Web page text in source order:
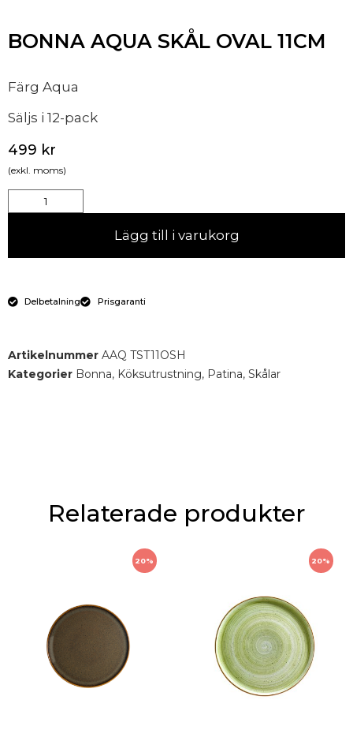
BONNA AQUA SKÅL OVAL 11CM
Färg Aqua
Säljs i 12-pack
499 kr
(exkl. moms)
Lägg till i varukorg
Delbetalning Prisgaranti
Artikelnummer AAQ TST11OSH
Kategorier Bonna, Köksutrustning, Patina, Skålar
Relaterade produkter
20% 20%